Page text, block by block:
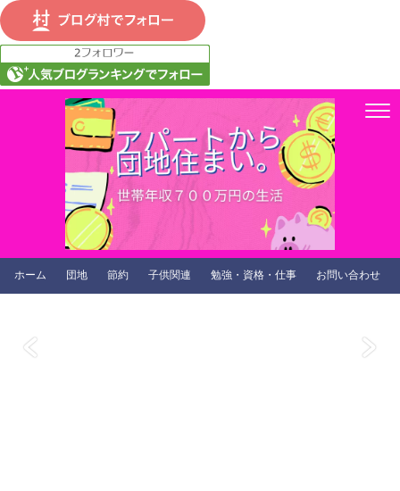
ホーム 団地 節約 子供関連 勉強・資格・仕事 お問い合わせ